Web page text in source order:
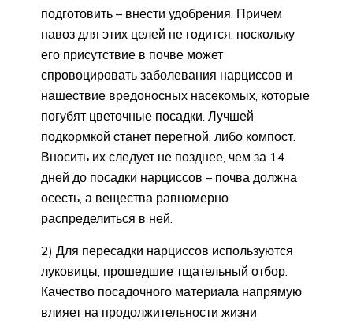
подготовить – внести удобрения. Причем
навоз для этих целей не годится, поскольку
его присутствие в почве может
спровоцировать заболевания нарциссов и
нашествие вредоносных насекомых, которые
погубят цветочные посадки. Лучшей
подкормкой станет перегной, либо компост.
Вносить их следует не позднее, чем за 14
дней до посадки нарциссов – почва должна
осесть, а вещества равномерно
распределиться в ней.
2) Для пересадки нарциссов используются
луковицы, прошедшие тщательный отбор.
Качество посадочного материала напрямую
влияет на продолжительности жизни